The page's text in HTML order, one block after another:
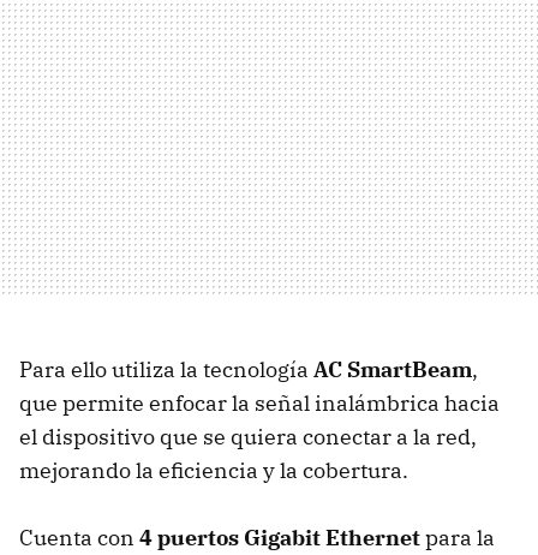
Para ello utiliza la tecnología AC SmartBeam,
que permite enfocar la señal inalámbrica hacia
el dispositivo que se quiera conectar a la red,
mejorando la eficiencia y la cobertura.
Cuenta con 4 puertos Gigabit Ethernetpara la